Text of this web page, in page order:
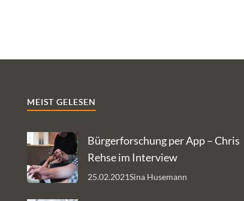
MEIST GELESEN
Bürgerforschung per App – Chris
Rehse im Interview
Sina Husemann
25.02.2021